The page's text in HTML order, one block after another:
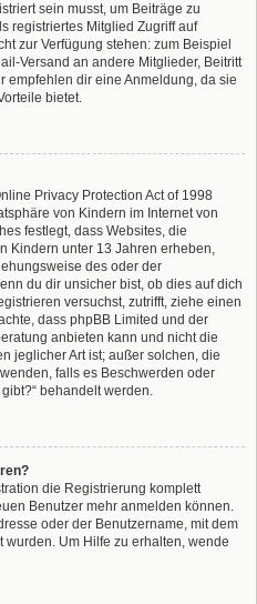
sein musst, um Beiträge zu
registriertes Mitglied Zugriff auf
zur Verfügung stehen: zum Beispiel
Versand an andere Mitglieder, Beitritt
empfehlen dir eine Anmeldung, da sie
bietet.
Privacy Protection Act of 1998
von Kindern im Internet von
festlegt, dass Websites, die
Kindern unter 13 Jahren erheben,
des oder der
du dir unsicher bist, ob dies auf dich
versuchst, zutrifft, ziehe einen
dass phpBB Limited und der
anbieten kann und nicht die
jeglicher Art ist; außer solchen, die
falls es Beschwerden oder
behandelt werden.
die Registrierung komplett
Benutzer mehr anmelden können.
oder der Benutzername, mit dem
Um Hilfe zu erhalten, wende